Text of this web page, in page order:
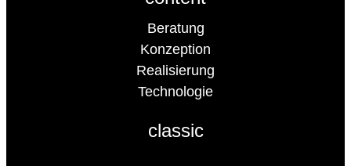
Beratung
Konzeption
Realisierung
Technologie
classic